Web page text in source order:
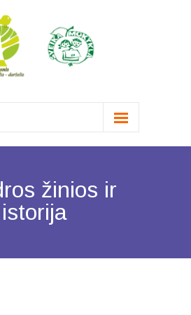
kontaktinė informacija
žinios ir
istorija